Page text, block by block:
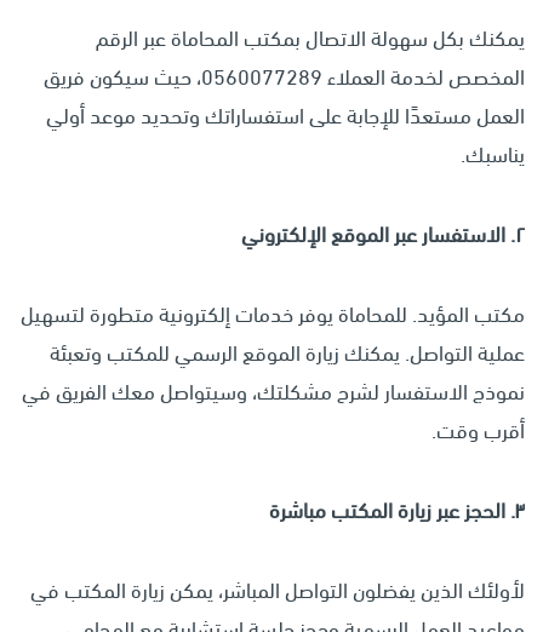
يمكنك بكل سهولة الاتصال بمكتب المحاماة عبر الرقم
المخصص لخدمة العملاء 0560077289، حيث سيكون فريق
العمل مستعدًا للإجابة على استفساراتك وتحديد موعد أولي
يناسبك.
٢.الاستفسار عبر الموقع الإلكتروني
مكتب المؤيد. للمحاماة يوفر خدمات إلكترونية متطورة لتسهيل
عملية التواصل. يمكنك زيارة الموقع الرسمي للمكتب وتعبئة
نموذج الاستفسار لشرح مشكلتك، وسيتواصل معك الفريق في
أقرب وقت.
٣.الحجز عبر زيارة المكتب مباشرة
لأولئك الذين يفضلون التواصل المباشر، يمكن زيارة المكتب في